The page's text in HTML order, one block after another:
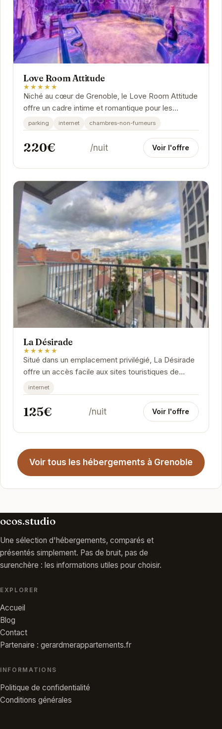
Love Room Attitude
★★★★★
Niché au cœur de Grenoble, le Love Room Attitude
offre un cadre intime et romantique pour les
couples. Ses chambres élégantes et
confortables...
parking internet chambres-non-fumeurs
220€ /nuit Voir l'offre
La Désirade
★★★★★
Situé dans un emplacement privilégié, La Désirade
offre un accès facile aux sites touristiques de
Grenoble. L'appartement est moderne et bien...
internet
125€ /nuit Voir l'offre
Voir tous les hébergements à Grenoble
ocos.studio
Une sélection d'hébergements, comparés et
présentés simplement. Pas de bruit, pas de
surenchère : les informations utiles pour choisir.
EXPLORER
Accueil
Blog
Contact
Partenaire : gerardmerappartements.fr
INFORMATIONS
Politique de confidentialité
Conditions générales